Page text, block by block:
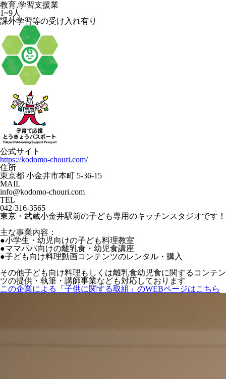
教育,学習支援業
1~9人
課外学習等の受け入れ有り
公式サイト
https://kodomo-chouri.com/
住所
東京都 小金井市本町 5-36-15
MAIL
info@kodomo-chouri.com
TEL
042-316-3565
東京・武蔵小金井駅前の子ども専用のキッチンスタジオです！
主な事業内容：
●小学生・幼児向けの子ども料理教室
●ママパパ向けの離乳食・幼児食講座
●子ども向け料理動画コンテンツのレンタル・購入
その他子ども向け料理もしくは離乳食幼児食に関するコンテン
ツの提供・執筆・講師事業なども対応しております
この企業による「子供に関する取組」のWEBページはこちら